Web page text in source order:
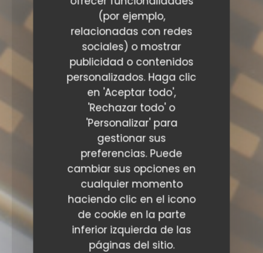
(por ejemplo,
relacionadas con redes
sociales) o mostrar
publicidad o contenidos
personalizados. Haga clic
en 'Aceptar todo',
'Rechazar todo' o
'Personalizar' para
gestionar sus
preferencias. Puede
cambiar sus opciones en
cualquier momento
haciendo clic en el icono
de cookie en la parte
inferior izquierda de las
páginas del sitio.